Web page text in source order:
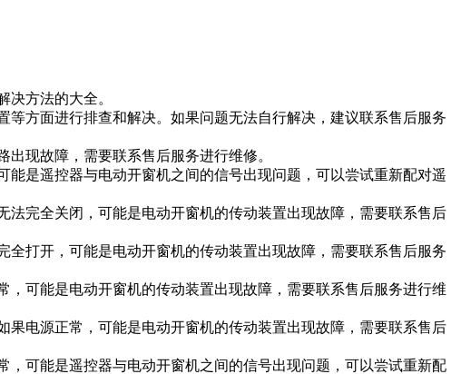
方法的大全。
方面进行排查和解决。如果问题无法自行解决，建议联系售后服务
现故障，需要联系售后服务进行维修。
是遥控器与电动开窗机之间的信号出现问题，可以尝试重新配对遥
完全关闭，可能是电动开窗机的传动装置出现故障，需要联系售后
打开，可能是电动开窗机的传动装置出现故障，需要联系售后服务
可能是电动开窗机的传动装置出现故障，需要联系售后服务进行维
电源正常，可能是电动开窗机的传动装置出现故障，需要联系售后
可能是遥控器与电动开窗机之间的信号出现问题，可以尝试重新配